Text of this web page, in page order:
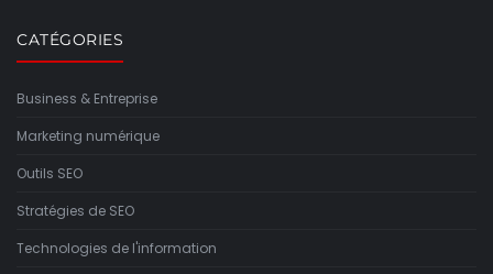
CATÉGORIES
Business & Entreprise
Marketing numérique
Outils SEO
Stratégies de SEO
Technologies de l'information